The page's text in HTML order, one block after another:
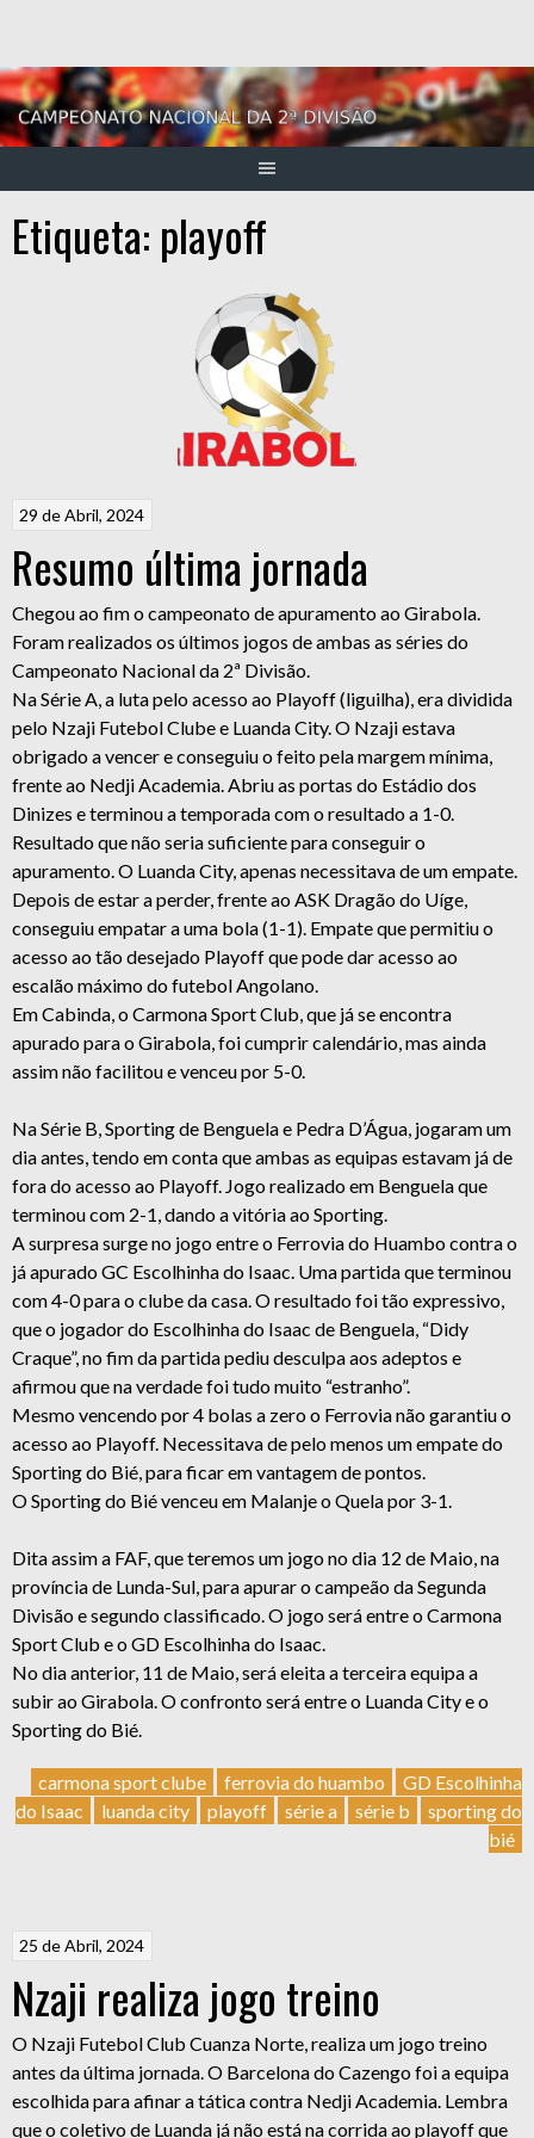
content
Etiqueta: playoff
29 de Abril, 2024
Resumo última jornada
Chegou ao fim o campeonato de apuramento ao Girabola.
Foram realizados os últimos jogos de ambas as séries do
Campeonato Nacional da 2ª Divisão.
Na Série A, a luta pelo acesso ao Playoff (liguilha), era dividida
pelo Nzaji Futebol Clube e Luanda City. O Nzaji estava
obrigado a vencer e conseguiu o feito pela margem mínima,
frente ao Nedji Academia. Abriu as portas do Estádio dos
Dinizes e terminou a temporada com o resultado a 1-0.
Resultado que não seria suficiente para conseguir o
apuramento. O Luanda City, apenas necessitava de um empate.
Depois de estar a perder, frente ao ASK Dragão do Uíge,
conseguiu empatar a uma bola (1-1). Empate que permitiu o
acesso ao tão desejado Playoff que pode dar acesso ao
escalão máximo do futebol Angolano.
Em Cabinda, o Carmona Sport Club, que já se encontra
apurado para o Girabola, foi cumprir calendário, mas ainda
assim não facilitou e venceu por 5-0.
Na Série B, Sporting de Benguela e Pedra D’Água, jogaram um
dia antes, tendo em conta que ambas as equipas estavam já de
fora do acesso ao Playoff. Jogo realizado em Benguela que
terminou com 2-1, dando a vitória ao Sporting.
A surpresa surge no jogo entre o Ferrovia do Huambo contra o
já apurado GC Escolhinha do Isaac. Uma partida que terminou
com 4-0 para o clube da casa. O resultado foi tão expressivo,
que o jogador do Escolhinha do Isaac de Benguela, “Didy
Craque”, no fim da partida pediu desculpa aos adeptos e
afirmou que na verdade foi tudo muito “estranho”.
Mesmo vencendo por 4 bolas a zero o Ferrovia não garantiu o
acesso ao Playoff. Necessitava de pelo menos um empate do
Sporting do Bié, para ficar em vantagem de pontos.
O Sporting do Bié venceu em Malanje o Quela por 3-1.
Dita assim a FAF, que teremos um jogo no dia 12 de Maio, na
província de Lunda-Sul, para apurar o campeão da Segunda
Divisão e segundo classificado. O jogo será entre o Carmona
Sport Club e o GD Escolhinha do Isaac.
No dia anterior, 11 de Maio, será eleita a terceira equipa a
subir ao Girabola. O confronto será entre o Luanda City e o
Sporting do Bié.
carmona sport clube ferrovia do huambo
GD Escolhinha
do Isaac
luanda city playoff série a série b
sporting do
bié
25 de Abril, 2024
Nzaji realiza jogo treino
O Nzaji Futebol Club Cuanza Norte, realiza um jogo treino
antes da última jornada. O Barcelona do Cazengo foi a equipa
escolhida para afinar a tática contra Nedji Academia. Lembra
que o coletivo de Luanda já não está na corrida ao playoff que